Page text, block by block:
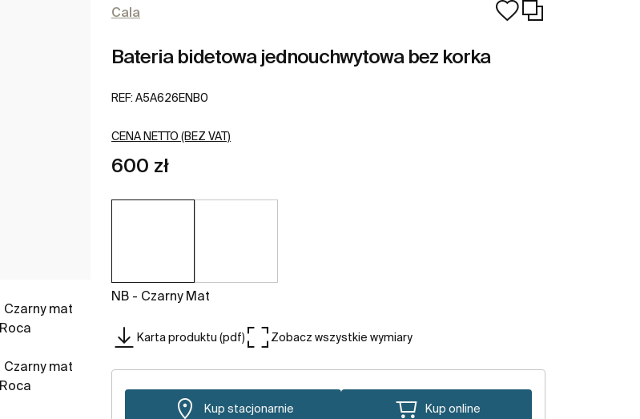
Cala
Bateria bidetowa jednouchwytowa bez korka
REF: A5A626ENB0
CENA NETTO (BEZ VAT)
600 zł
NB - Czarny Mat
Karta produktu (pdf) Zobacz wszystkie wymiary
Kup stacjonarnie Kup online